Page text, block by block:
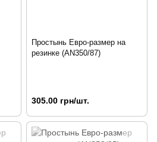
Простынь Евро-размер на
резинке (AN350/87)
305.00 грн/шт.